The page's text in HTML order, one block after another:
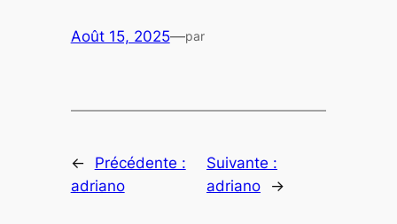
Août 15, 2025—par
←
Précédente :
adriano
Suivante :
adriano
→